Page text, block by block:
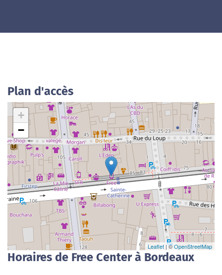
Plan d'accès
+
−
Leaflet | ©OpenStreetMap
Horaires de Free Center à Bordeaux